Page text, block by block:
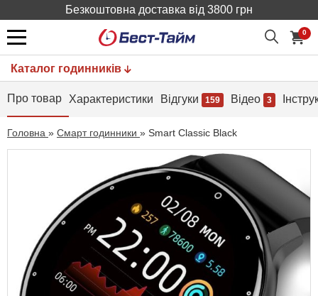
Безкоштовна доставка від 3800 грн
0
Каталог годинників
Про товар Характеристики Відгуки 159 Відео 3
Головна » Смарт годинники » Smart Classic Black